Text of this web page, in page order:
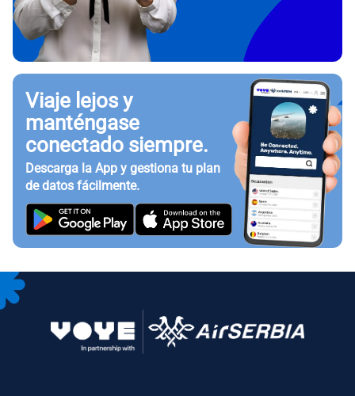
Viaje lejos y
manténgase
conectado siempre.
Descarga la App y gestiona tu plan
de datos fácilmente.